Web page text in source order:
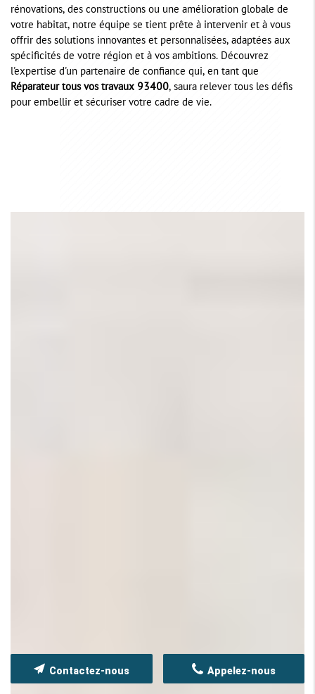
rénovations, des constructions ou une amélioration globale de
votre habitat, notre équipe se tient prête à intervenir et à vous
offrir des solutions innovantes et personnalisées, adaptées aux
spécificités de votre région et à vos ambitions. Découvrez
l'expertise d'un partenaire de confiance qui, en tant que
Réparateur tous vos travaux 93400, saura relever tous les défis
pour embellir et sécuriser votre cadre de vie.
Appelez-nous
Contactez-nous